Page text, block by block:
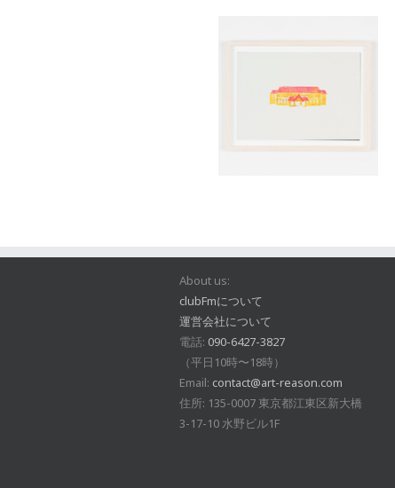
About us:
clubFmについて
運営会社について
電話: 090-6427-3827
（平日10時〜18時）
Email: contact@art-reason.com
住所: 135-0007 東京都江東区新大橋
3-17-10 水野ビル1F